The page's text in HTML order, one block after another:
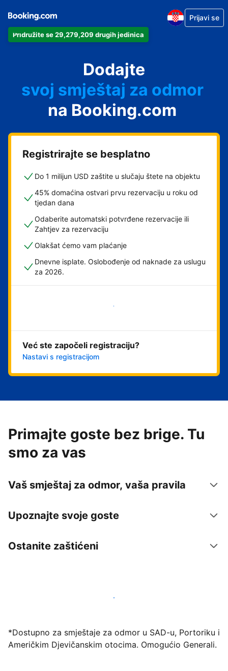
Pridružite se 29,279,209 drugih jedinica
Prijavi se
Dodajte
svoj apartman
svoj hotel
svoj smještaj za odmor
svoj privatni smještaj
svoj smještaj s doručkom
na Booking.com
Registrirajte se besplatno
Do 1 milijun USD zaštite u slučaju štete na objektu
45% domaćina ostvari prvu rezervaciju u roku od
tjedan dana
Odaberite automatski potvrđene rezervacije ili
Zahtjev za rezervaciju
Olakšat ćemo vam plaćanje
Dnevne isplate. Oslobođenje od naknade za uslugu
za 2026.
Započni odmah
Već ste započeli registraciju?
Nastavi s registracijom
Primajte goste bez brige. Tu
smo za vas
Vaš smještaj za odmor, vaša pravila
Upoznajte svoje goste
Ostanite zaštićeni
*Dostupno za smještaje za odmor u SAD-u, Portoriku i
Američkim Djevičanskim otocima. Omogućio Generali.